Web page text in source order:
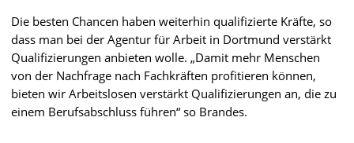
Die besten Chancen haben weiterhin qualifizierte Kräfte, so
dass man bei der Agentur für Arbeit in Dortmund verstärkt
Qualifizierungen anbieten wolle. „Damit mehr Menschen
von der Nachfrage nach Fachkräften profitieren können,
bieten wir Arbeitslosen verstärkt Qualifizierungen an, die zu
einem Berufsabschluss führen“ so Brandes.